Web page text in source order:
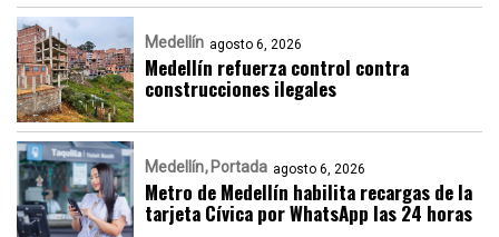
Medellín agosto 6, 2026
Medellín refuerza control contra
construcciones ilegales
Medellín Portada agosto 6, 2026
Metro de Medellín habilita recargas de la
tarjeta Cívica por WhatsApp las 24 horas